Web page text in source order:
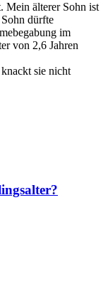
Mein älterer Sohn ist
dürfte
im
von 2,6 Jahren
sie nicht